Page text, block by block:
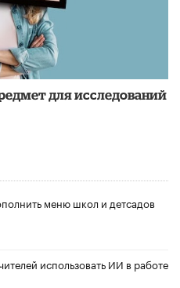
для исследований
меню школ и детсадов
использовать ИИ в работе